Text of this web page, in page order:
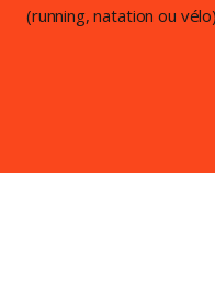
(running, natation ou vélo)